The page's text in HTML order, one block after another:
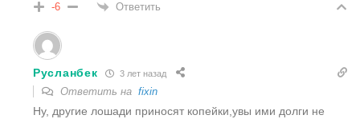
-6 Ответить
Русланбек 3 лет назад
Ответить на fixin
Ну, другие лошади приносят копейки,увы ими долги не